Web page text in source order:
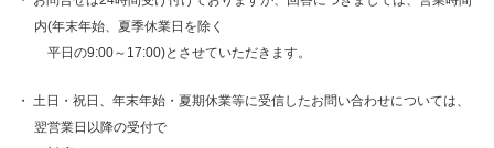
内(年末年始、夏季休業日を除く
平日の9:00～17:00)とさせていただきます。
土日・祝日、年末年始・夏期休業等に受信したお問い合わせについては、
翌営業日以降の受付で